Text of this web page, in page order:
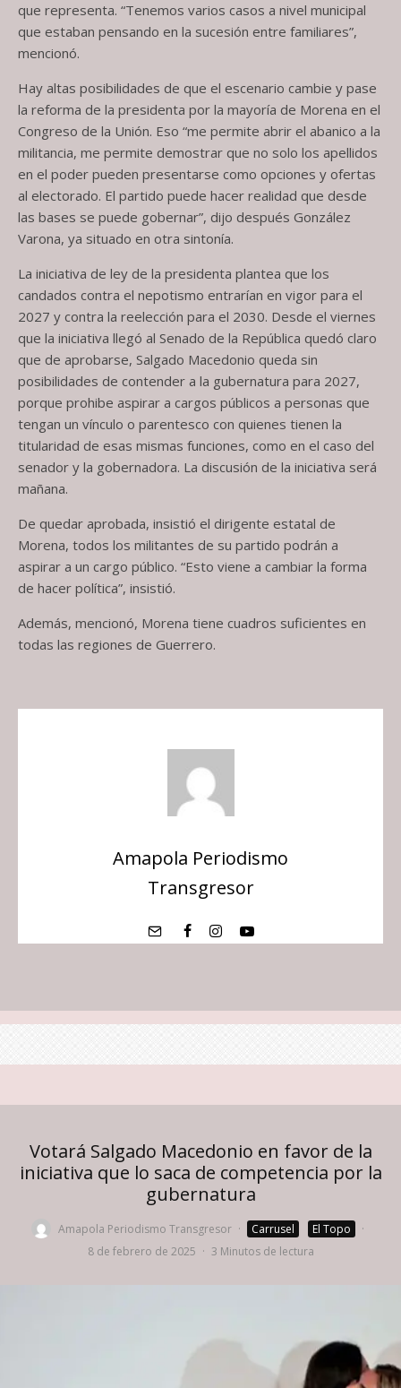
que representa. “Tenemos varios casos a nivel municipal
que estaban pensando en la sucesión entre familiares”,
mencionó.
Hay altas posibilidades de que el escenario cambie y pase
la reforma de la presidenta por la mayoría de Morena en el
Congreso de la Unión. Eso “me permite abrir el abanico a la
militancia, me permite demostrar que no solo los apellidos
en el poder pueden presentarse como opciones y ofertas
al electorado. El partido puede hacer realidad que desde
las bases se puede gobernar”, dijo después González
Varona, ya situado en otra sintonía.
La iniciativa de ley de la presidenta plantea que los
candados contra el nepotismo entrarían en vigor para el
2027 y contra la reelección para el 2030. Desde el viernes
que la iniciativa llegó al Senado de la República quedó claro
que de aprobarse, Salgado Macedonio queda sin
posibilidades de contender a la gubernatura para 2027,
porque prohibe aspirar a cargos públicos a personas que
tengan un vínculo o parentesco con quienes tienen la
titularidad de esas mismas funciones, como en el caso del
senador y la gobernadora. La discusión de la iniciativa será
mañana.
De quedar aprobada, insistió el dirigente estatal de
Morena, todos los militantes de su partido podrán a
aspirar a un cargo público. “Esto viene a cambiar la forma
de hacer política”, insistió.
Además, mencionó, Morena tiene cuadros suficientes en
todas las regiones de Guerrero.
Amapola Periodismo
Transgresor
Votará Salgado Macedonio en favor de la
iniciativa que lo saca de competencia por la
gubernatura
Amapola Periodismo Transgresor · Carrusel El Topo
·
8 de febrero de 2025 · 3 Minutos de lectura